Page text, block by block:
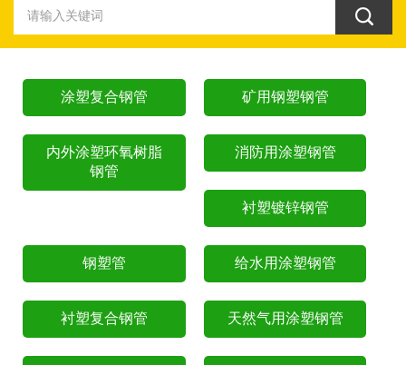
涂塑复合钢管 矿用钢塑钢管
内外涂塑环氧树脂
钢管
消防用涂塑钢管
衬塑镀锌钢管
钢塑管 给水用涂塑钢管
衬塑复合钢管 天然气用涂塑钢管